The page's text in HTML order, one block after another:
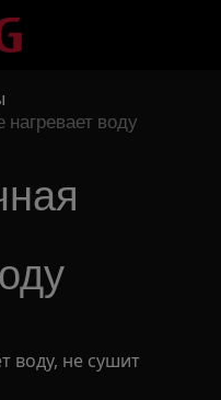
воду
воду, не сушит